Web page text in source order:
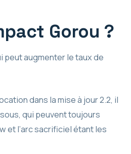
Gorou ?
peut augmenter le taux de
dans la mise à jour 2.2, il
qui peuvent toujours
et l’arc sacrificiel étant les